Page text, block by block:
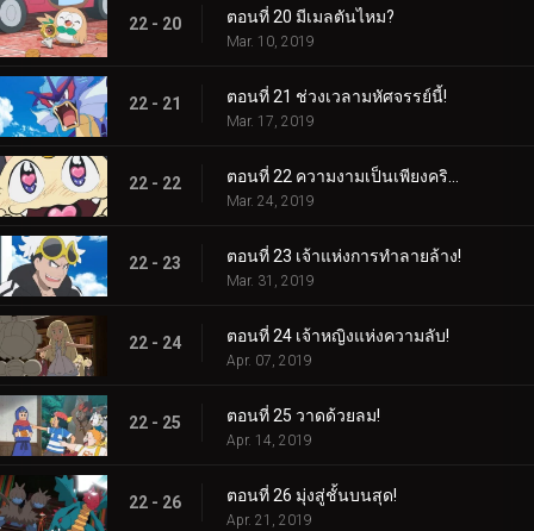
22 - 20 ตอนที่ 20 มีเมลตันไหม?
Mar. 10, 2019
22 - 21 ตอนที่ 21 ช่วงเวลามหัศจรรย์นี้!
Mar. 17, 2019
22 - 22
Mar. 24, 2019
22 - 23 ตอนที่ 23 เจ้าแห่งการทำลายล้าง!
Mar. 31, 2019
22 - 24 ตอนที่ 24 เจ้าหญิงแห่งความลับ!
Apr. 07, 2019
22 - 25 ตอนที่ 25 วาดด้วยลม!
Apr. 14, 2019
22 - 26 ตอนที่ 26 มุ่งสู่ชั้นบนสุด!
Apr. 21, 2019